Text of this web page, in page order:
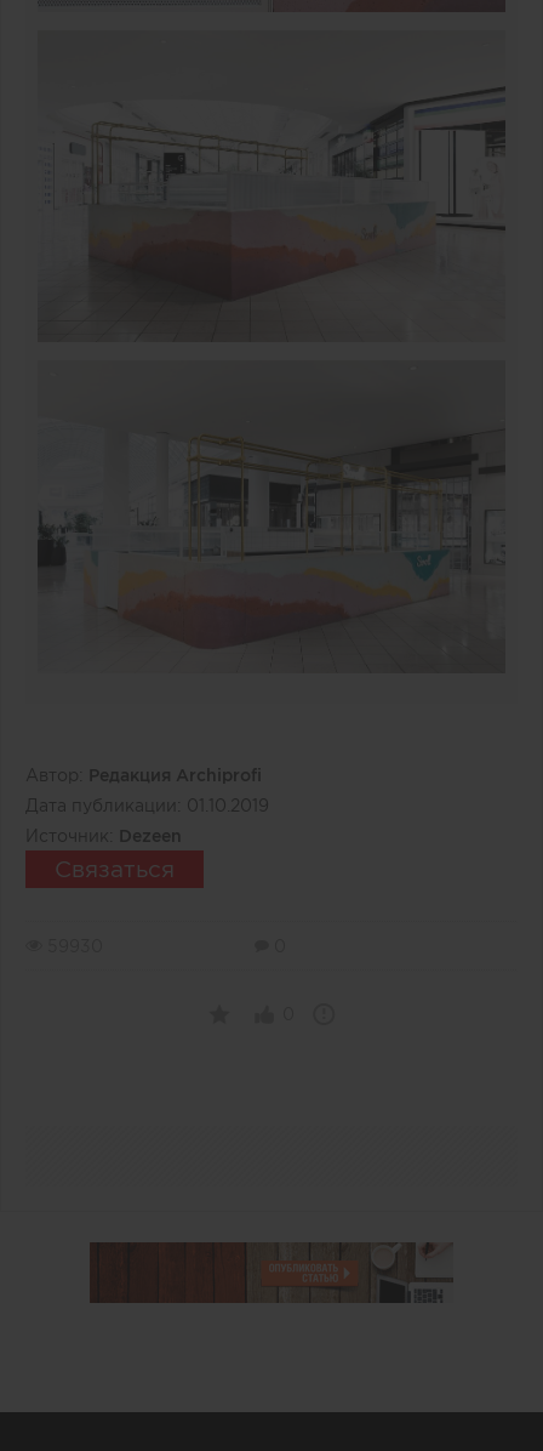
Автор:
Редакция Archiprofi
Дата публикации: 01.10.2019
Источник:
Dezeen
Связаться